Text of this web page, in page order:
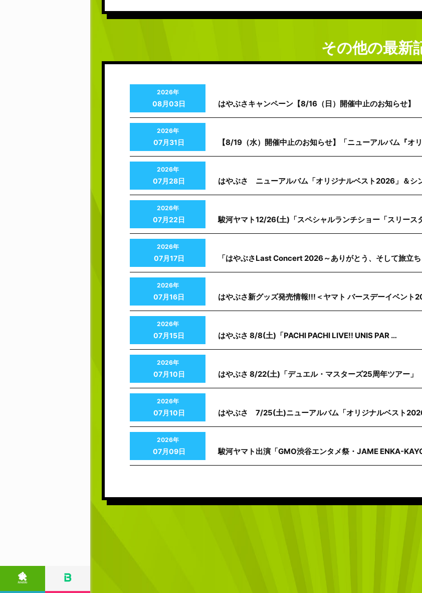
その他の最新
2026年
08月03日 はやぶさキャンペーン【8/16（日）開催中止のお知らせ】
2026年
07月31日 【8/19（水）開催中止のお知らせ】「ニューアルバム『オ
2026年
07月28日 はやぶさ ニューアルバム「オリジナルベスト2026」＆シ
2026年
07月22日 駿河ヤマト12/26(土)「スペシャルランチショー「スリース
2026年
07月17日 「はやぶさLast Concert 2026～ありがとう、そして旅立
2026年
07月16日 はやぶさ新グッズ発売情報!!!＜ヤマト バースデーイベント
2026年
07月15日 はやぶさ 8/8(土)「PACHI PACHI LIVE!! UNIS PAR …
2026年
07月10日 はやぶさ 8/22(土)「デュエル・マスターズ25周年ツアー」
2026年
07月10日 はやぶさ 7/25(土)ニューアルバム「オリジナルベスト
2026年
07月09日 駿河ヤマト出演「GMO渋谷エンタメ祭・JAME ENKA-